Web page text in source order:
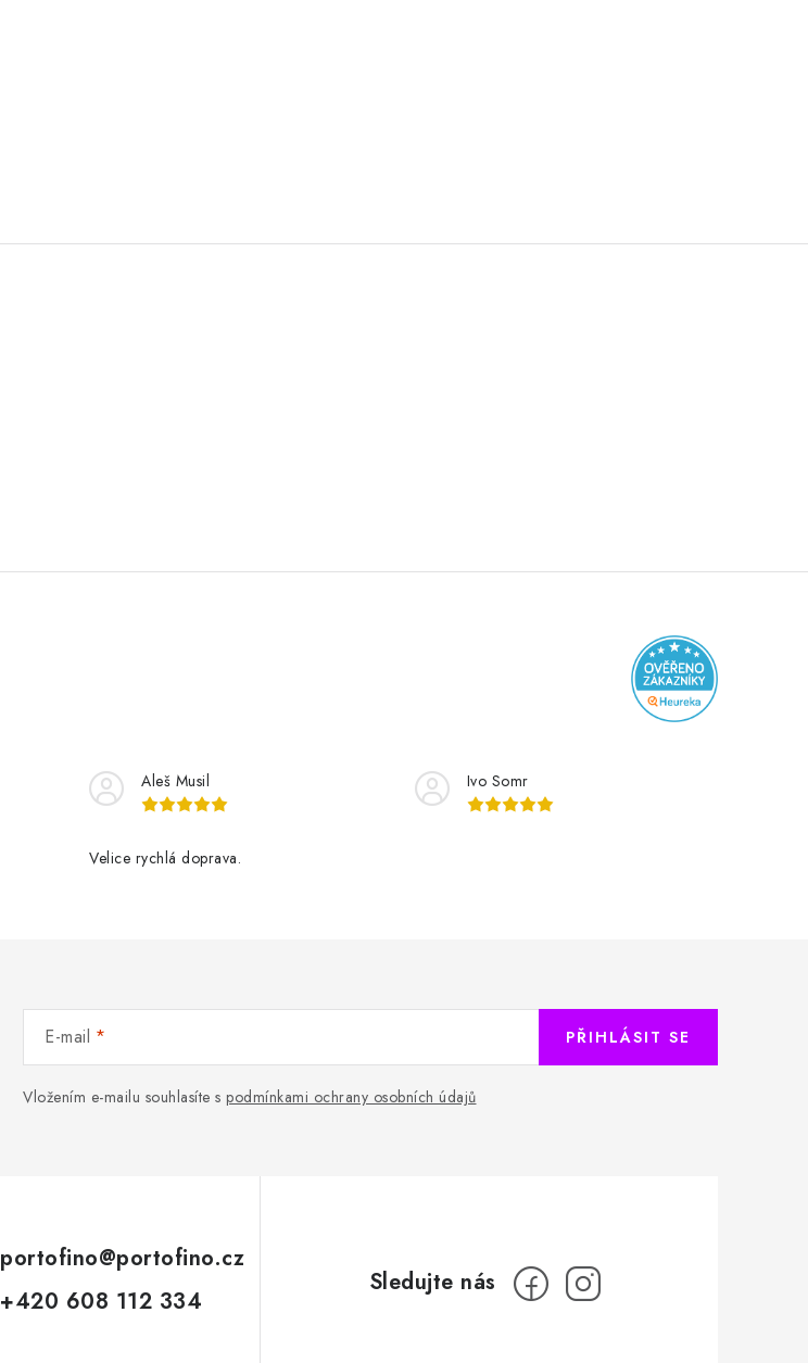
Aleš Musil
Velice rychlá doprava.
Ivo Somr
E-mail
Vložením e-mailu souhlasíte s podmínkami ochrany osobních údajů
PŘIHLÁSIT SE
portofino@portofino.cz
+420 608 112 334